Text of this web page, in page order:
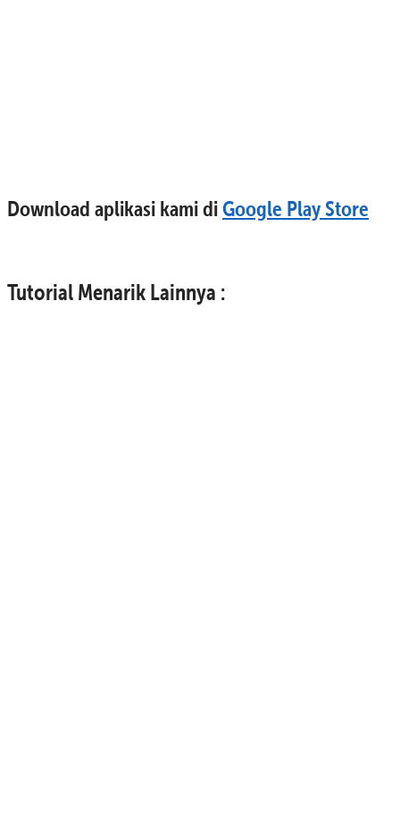
Download aplikasi kami diGoogle Play Store
Tutorial Menarik Lainnya :